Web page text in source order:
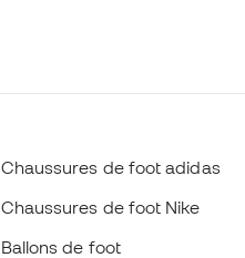
Chaussures de foot adidas
Chaussures de foot Nike
Ballons de foot